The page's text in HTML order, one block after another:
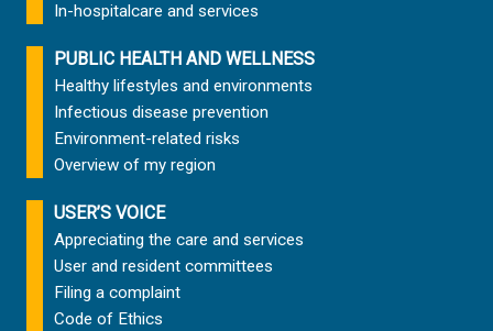
In-hospitalcare and services
PUBLIC HEALTH AND WELLNESS
Healthy lifestyles and environments
Infectious disease prevention
Environment-related risks
Overview of my region
USER’S VOICE
Appreciating the care and services
User and resident committees
Filing a complaint
Code of Ethics